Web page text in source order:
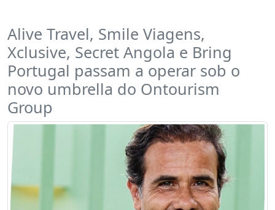
Alive Travel, Smile Viagens,
Xclusive, Secret Angola e Bring
Portugal passam a operar sob o
novo umbrella do Ontourism
Group